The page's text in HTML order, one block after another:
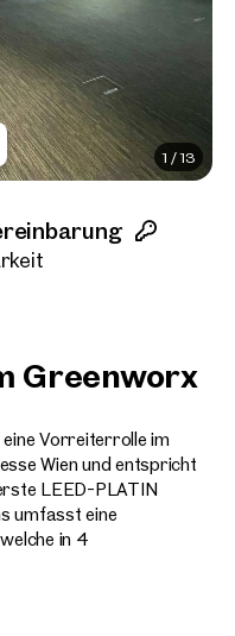
1 /13
Greenworx
Vorreiterrolle im
Wien und entspricht
LEED-PLATIN
umfasst eine
in 4
Bitte wählen
Titel(optional)
Vorname
Nachname
Telefonnummer
Rückruf-Service
Ich habe die AGB und